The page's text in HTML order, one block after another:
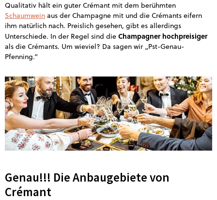
Qualitativ hält ein guter Crémant mit dem berühmten
Schaumwein aus der Champagne mit und die Crémants eifern
ihm natürlich nach. Preislich gesehen, gibt es allerdings
Unterschiede. In der Regel sind die Champagner hochpreisiger
als die Crémants. Um wieviel? Da sagen wir „Pst-Genau-
Pfenning.“
Genau!!! Die Anbaugebiete von
Crémant